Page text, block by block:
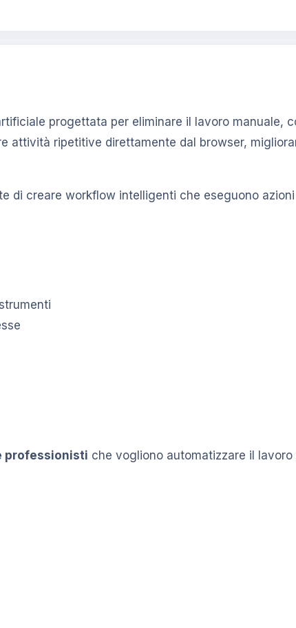
progettata per eliminare il lavoro manuale,
ripetitive direttamente dal browser,
di creare workflow intelligenti che eseguono
professionisti che vogliono automatizzare il lavoro